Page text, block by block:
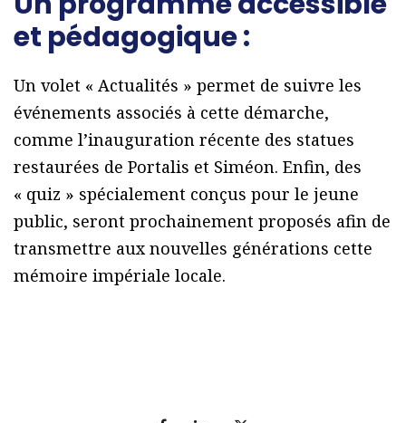
et pédagogique :
Un volet « Actualités » permet de suivre les
événements associés à cette démarche,
comme l’inauguration récente des statues
restaurées de Portalis et Siméon. Enfin, des
« quiz » spécialement conçus pour le jeune
public, seront prochainement proposés afin de
transmettre aux nouvelles générations cette
mémoire impériale locale.